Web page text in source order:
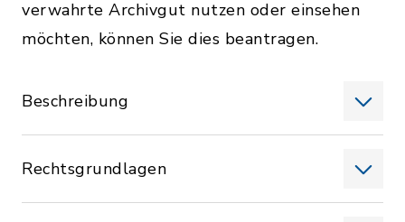
verwahrte Archivgut nutzen oder einsehen
möchten, können Sie dies beantragen.
Beschreibung
Rechtsgrundlagen